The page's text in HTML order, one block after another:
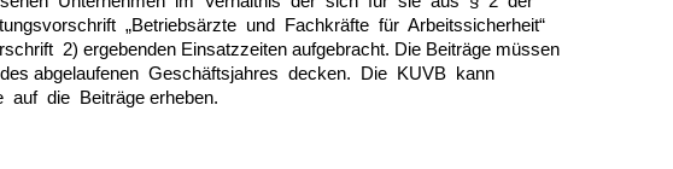
„Betriebsärzte und Fachkräfte für Arbeitssicherheit“
2) ergebenden Einsatzzeiten aufgebracht. Die Beiträge müssen
abgelaufenen Geschäftsjahres decken. Die KUVB kann
auf die Beiträge erheben.